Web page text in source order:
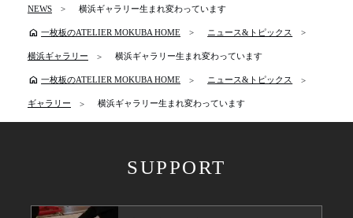
NEWS 横浜ギャラリー生まれ変わっています
home 一枚板のATELIER MOKUBA HOME ニュース&トピックス
横浜ギャラリー 横浜ギャラリー生まれ変わっています
home 一枚板のATELIER MOKUBA HOME ニュース&トピックス
ギャラリー 横浜ギャラリー生まれ変わっています
SUPPORT